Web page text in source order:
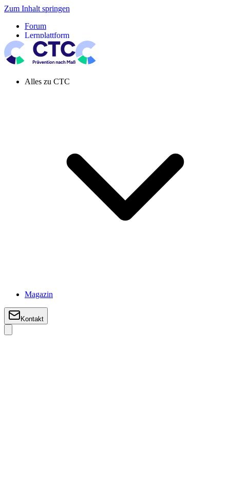
Zum Inhalt springen
Forum
Lernplattform
Pressespiegel
Newsletter
Systemeinstellung aktiv
Alles zu CTC
Magazin
Kontakt